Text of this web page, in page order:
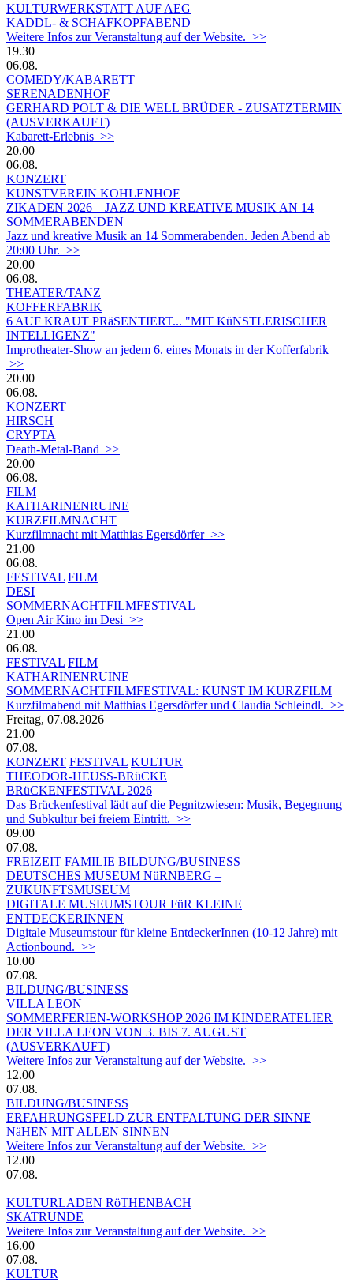
KULTURWERKSTATT AUF AEG
KADDL- & SCHAFKOPFABEND
Weitere Infos zur Veranstaltung auf der Website. >>
19.30
06.08.
COMEDY/KABARETT
SERENADENHOF
GERHARD POLT & DIE WELL BRÜDER - ZUSATZTERMIN
(AUSVERKAUFT)
Kabarett-Erlebnis >>
20.00
06.08.
KONZERT
KUNSTVEREIN KOHLENHOF
ZIKADEN 2026 – JAZZ UND KREATIVE MUSIK AN 14
SOMMERABENDEN
Jazz und kreative Musik an 14 Sommerabenden. Jeden Abend ab
20:00 Uhr. >>
20.00
06.08.
THEATER/TANZ
KOFFERFABRIK
6 AUF KRAUT PRäSENTIERT... "MIT KüNSTLERISCHER
INTELLIGENZ"
Improtheater-Show an jedem 6. eines Monats in der Kofferfabrik
>>
20.00
06.08.
KONZERT
HIRSCH
CRYPTA
Death-Metal-Band >>
20.00
06.08.
FILM
KATHARINENRUINE
KURZFILMNACHT
Kurzfilmnacht mit Matthias Egersdörfer >>
21.00
06.08.
FESTIVAL FILM
DESI
SOMMERNACHTFILMFESTIVAL
Open Air Kino im Desi >>
21.00
06.08.
FESTIVAL FILM
KATHARINENRUINE
SOMMERNACHTFILMFESTIVAL: KUNST IM KURZFILM
Kurzfilmabend mit Matthias Egersdörfer und Claudia Schleindl. >>
Freitag, 07.08.2026
21.00
07.08.
KONZERT FESTIVAL KULTUR
THEODOR-HEUSS-BRüCKE
BRüCKENFESTIVAL 2026
Das Brückenfestival lädt auf die Pegnitzwiesen: Musik, Begegnung
und Subkultur bei freiem Eintritt. >>
09.00
07.08.
FREIZEIT FAMILIE BILDUNG/BUSINESS
DEUTSCHES MUSEUM NüRNBERG –
ZUKUNFTSMUSEUM
DIGITALE MUSEUMSTOUR FüR KLEINE
ENTDECKERINNEN
Digitale Museumstour für kleine EntdeckerInnen (10-12 Jahre) mit
Actionbound. >>
10.00
07.08.
BILDUNG/BUSINESS
VILLA LEON
SOMMERFERIEN-WORKSHOP 2026 IM KINDERATELIER
DER VILLA LEON VON 3. BIS 7. AUGUST
(AUSVERKAUFT)
Weitere Infos zur Veranstaltung auf der Website. >>
12.00
07.08.
BILDUNG/BUSINESS
ERFAHRUNGSFELD ZUR ENTFALTUNG DER SINNE
NäHEN MIT ALLEN SINNEN
Weitere Infos zur Veranstaltung auf der Website. >>
12.00
07.08.
KULTURLADEN RöTHENBACH
SKATRUNDE
Weitere Infos zur Veranstaltung auf der Website. >>
16.00
07.08.
KULTUR